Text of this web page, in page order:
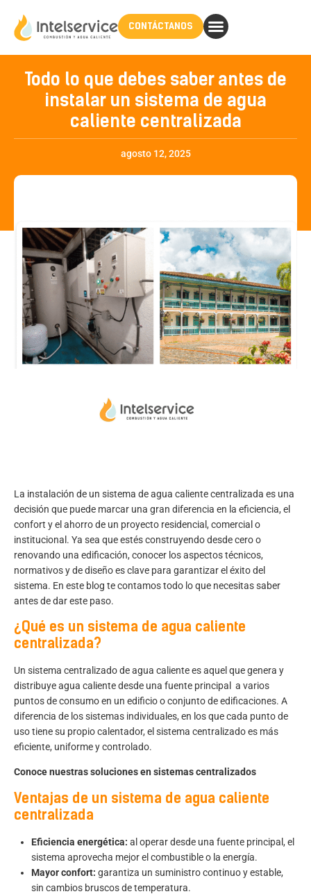
CONTÁCTANOS
Todo lo que debes saber antes de
instalar un sistema de agua
caliente centralizada
agosto 12, 2025
La instalación de un sistema de agua caliente centralizada es una
decisión que puede marcar una gran diferencia en la eficiencia, el
confort y el ahorro de un proyecto residencial, comercial o
institucional. Ya sea que estés construyendo desde cero o
renovando una edificación, conocer los aspectos técnicos,
normativos y de diseño es clave para garantizar el éxito del
sistema. En este blog te contamos todo lo que necesitas saber
antes de dar este paso.
¿Qué es un sistema de agua caliente
centralizada?
Un sistema centralizado de agua caliente es aquel que genera y
distribuye agua caliente desde una fuente principal a varios
puntos de consumo en un edificio o conjunto de edificaciones. A
diferencia de los sistemas individuales, en los que cada punto de
uso tiene su propio calentador, el sistema centralizado es más
eficiente, uniforme y controlado.
Conoce nuestras soluciones en sistemas centralizados
Ventajas de un sistema de agua caliente
centralizada
Eficiencia energética: al operar desde una fuente principal, el
sistema aprovecha mejor el combustible o la energía.
Mayor confort: garantiza un suministro continuo y estable,
sin cambios bruscos de temperatura.